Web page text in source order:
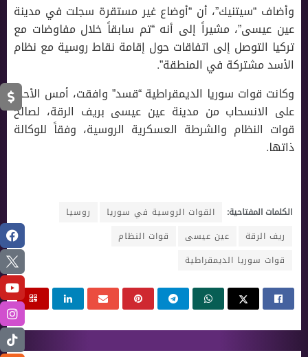
وأضاف “سيتنيك”، أن “أوضاع غير مستقرة سجلت في مدينة
عين عيسى”، مشيراً إلى أنه “تم سابقاً خلال مفاوضات مع
تركيا التوصل إلى اتفاقات حول إقامة نقاط روسية مع نظام
الأسد مشتركة في المنطقة”.
وكانت قوات سوريا الديمقراطية “قسد” وافقت، أمس الأحد،
على الانسحاب من مدينة عين عيسى بريف الرقة، لصالح
قوات النظام والشرطة العسكرية الروسية، وفقاً للوكالة
ذاتها.
الكلمات المفتاحية: القوات الروسية في سوريا
روسيا
ريف الرقة
عين عيسى
قوات النظام
قوات سوريا الديمقراطية